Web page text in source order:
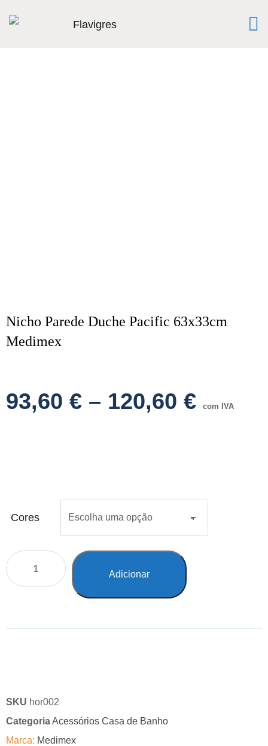
Nicho Parede Duche Pacific 63x33cm
Medimex
93,60 € – 120,60 € com IVA
Cores
Adicionar
SKU hor002
CategoriaAcessórios Casa de Banho
Marca: Medimex